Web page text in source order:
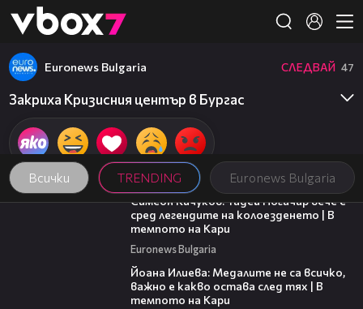
👾
Всички TRENDING Euronews Bulgaria
Euronews Bulgaria СЛЕДВАЙ 47
Закриха Кризисния център в Бургас
11:23
Симеон Кичуков: Тадей Погачар вече е
сред легендите на колоезденето | В
темпото на Кари
Euronews Bulgaria
Йоана Илиева: Медалите не са всичко,
важно е какво остава след тях | В
темпото на Кари